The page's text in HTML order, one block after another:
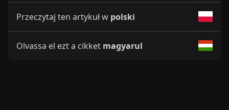
Przeczytaj ten artykuł w polski
Olvassa el ezt a cikket magyarul